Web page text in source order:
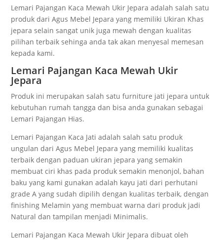
Lemari Pajangan Kaca Mewah Ukir Jepara adalah salah satu
produk dari Agus Mebel Jepara yang memiliki Ukiran Khas
jepara selain sangat unik juga mewah dengan kualitas
pilihan terbaik sehinga anda tak akan menyesal memesan
kepada kami.
Lemari Pajangan Kaca Mewah Ukir
Jepara
Produk ini merupakan salah satu furniture jati jepara untuk
kebutuhan rumah tangga dan bisa anda gunakan sebagai
Lemari Pajangan Hias.
Lemari Pajangan Kaca Jati adalah salah satu produk
ungulan dari Agus Mebel Jepara yang memiliki kualitas
terbaik dengan paduan ukiran jepara yang semakin
membuat ciri khas pada produk semakin menonjol, bahan
baku yang kami gunakan adalah kayu jati dari perhutani
grade A yang sudah dipilih dengan kualitas terbaik, dengan
finishing Melamin yang membuat warna dari produk jadi
Natural dan tampilan menjadi Minimalis.
Lemari Pajangan Kaca Mewah Ukir Jepara dibuat oleh